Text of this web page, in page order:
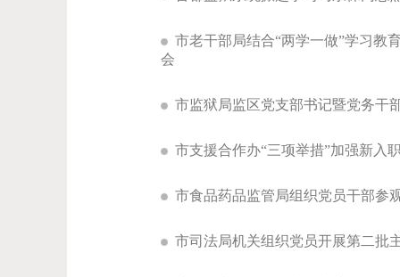
市老干部局结合“两学一做”学习教
会
市监狱局监区党支部书记暨党务干
市支援合作办“三项举措”加强新入
市食品药品监管局组织党员干部参
市司法局机关组织党员开展第二批